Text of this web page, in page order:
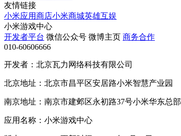
友情链接
小米应用商店小米商城英雄互娱
小米游戏中心
开发者平台 微信公众号 微博主页 商务合作
010-60606666
开发者：北京瓦力网络科技有限公司
北京地址：北京市昌平区安居路小米智慧产业园
南京地址：南京市建邺区永初路37号小米华东总部
应用名称：小米游戏中心